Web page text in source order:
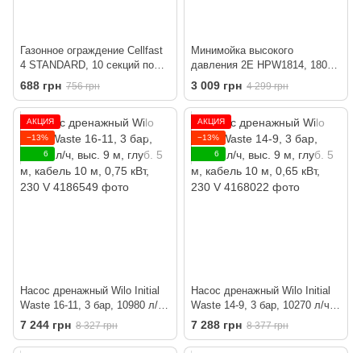
Газонное ограждение Cellfast
4 STANDARD, 10 секций по
235 мм, 2.3м, зеленый
688 грн 756 грн
Минимойка высокого
давления 2E HPW1814, 1800
Вт, 140 бар, 480 л/ч, 6м, 6.06
3 009 грн 4 299 грн
АКЦИЯ
−13%
6
Насос дренажный Wilo Initial
Waste 16-11, 3 бар, 10980 л/ч,
выс. 9 м, глуб. 5 м, кабель 10
м, 0,75 кВт, 230 V
7 244 грн 8 327 грн
АКЦИЯ
−13%
6
Насос дренажный Wilo Initial
Waste 14-9, 3 бар, 10270 л/ч,
выс. 9 м, глуб. 5 м, кабель 10
м, 0,65 кВт, 230 V
7 288 грн 8 377 грн